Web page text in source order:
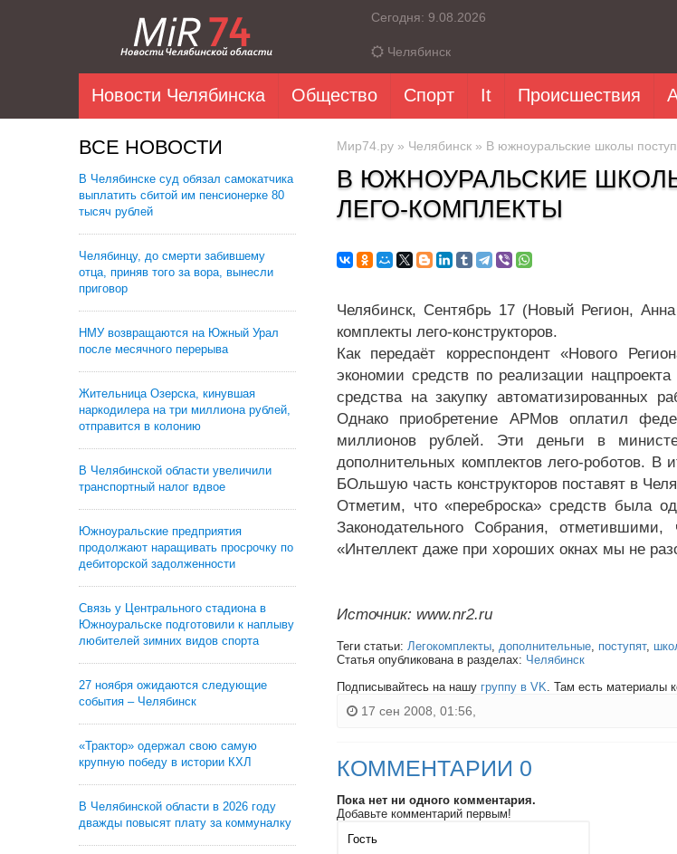
Сегодня: 9.08.2026
Челябинск
Новости Челябинска Общество Спорт It Происшествия
ВСЕ НОВОСТИ
В Челябинске суд обязал самокатчика
выплатить сбитой им пенсионерке 80
тысяч рублей
Челябинцу, до смерти забившему
отца, приняв того за вора, вынесли
приговор
НМУ возвращаются на Южный Урал
после месячного перерыва
Жительница Озерска, кинувшая
наркодилера на три миллиона рублей,
отправится в колонию
В Челябинской области увеличили
транспортный налог вдвое
Южноуральские предприятия
продолжают наращивать просрочку по
дебиторской задолженности
Связь у Центрального стадиона в
Южноуральске подготовили к наплыву
любителей зимних видов спорта
27 ноября ожидаются следующие
события – Челябинск
«Трактор» одержал свою самую
крупную победу в истории КХЛ
В Челябинской области в 2026 году
дважды повысят плату за коммуналку
Мир74.ру » Челябинск » В южноуральские школы
В ЮЖНОУРАЛЬСКИЕ
ЛЕГО-КОМПЛЕКТЫ
Челябинск, Сентябрь 17 (Новый Регион,
комплекты лего-конструкторов.
Как передаёт корреспондент «Нового
экономии средств по реализации
средства на закупку автоматизированных
Однако приобретение АРМов оплатил
миллионов рублей. Эти деньги в
дополнительных комплектов лего-роботов. В
БОльшую часть конструкторов поставят в
Отметим, что «переброска» средств была
Законодательного Собрания,
«Интеллект даже при хороших окнах мы не
Источник: www.nr2.ru
Теги статьи: Легокомплекты, дополнительные, поступят,
Статья опубликована в разделах: Челябинск
Подписывайтесь на нашу группу в VK. Там есть материалы
17 сен 2008, 01:56,
КОММЕНТАРИИ 0
Пока нет ни одного комментария.
Добавьте комментарий первым!